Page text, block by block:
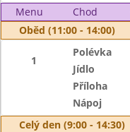
Menu Chod
Oběd (11:00 - 14:00)
1
Polévka
Jídlo
Příloha
Nápoj
Celý den (9:00 - 14:30)